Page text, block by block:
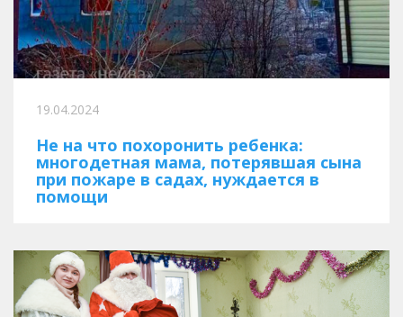
19.04.2024
Не на что похоронить ребенка:
многодетная мама, потерявшая сына
при пожаре в садах, нуждается в
помощи